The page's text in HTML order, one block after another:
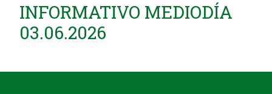
INFORMATIVO MEDIODÍA
03.06.2026